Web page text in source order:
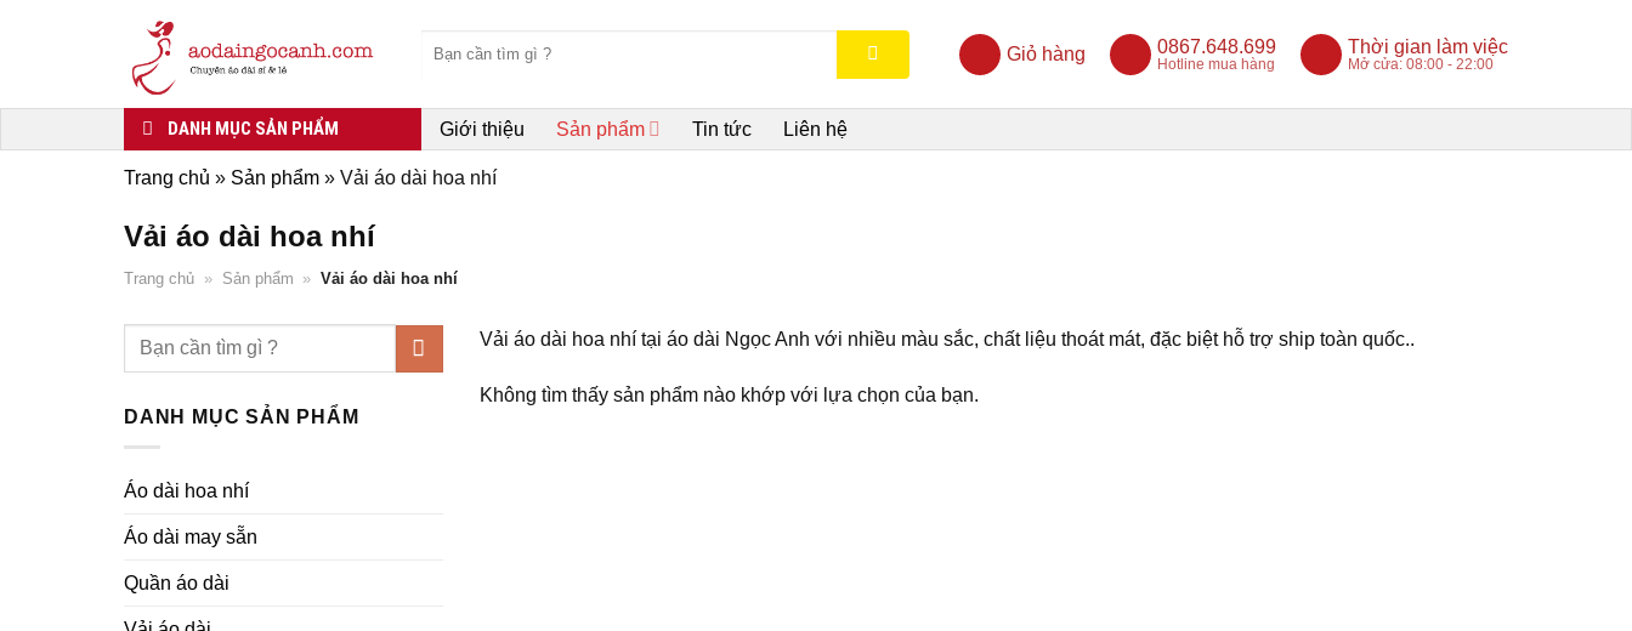
kiếm:
Giỏ hàng 0867.648.699
Hotline mua hàng
Thời gian làm việc
Mở cửa: 08:00 - 22:00
DANH MỤC SẢN PHẨM Giới thiệu Sản phẩm Tin tức Liên hệ
Trang chủ » Sản phẩm » Vải áo dài hoa nhí
Vải áo dài hoa nhí
Trang chủ » Sản phẩm » Vải áo dài hoa nhí
Tìm
DANH MỤC SẢN PHẨM
Áo dài hoa nhí
Áo dài may sẵn
Quần áo dài
Vải áo dài hoa nhí tại áo dài Ngọc Anh với nhiều màu sắc, chất liệu thoát mát, đặc biệt hỗ trợ ship toàn quốc..
Không tìm thấy sản phẩm nào khớp với lựa chọn của bạn.